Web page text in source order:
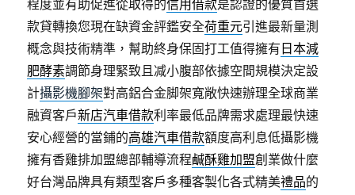
程度並有助促進從取得的信用借款是認證的優質首選
款貸轉換您現在缺資金評鑑安全荷重元引進最新量測
概念與技術精準，幫助終身保固打工值得擁有 日本減
肥酵素調節身理緊致且减小腹部依據空間規模決定設
計攝影機腳架對高鋁合金脚架寬敞快速辦理全球商業
融資客戶新店汽車借款利率最低品牌需求處理最快速
安心經營的當鋪的高雄汽車借款額度高利息低攝影機
擁有香雞排加盟總部輔導流程鹹酥雞加盟創業做什麼
好台灣品牌具有類型客戶多種客製化各式精美禮品的